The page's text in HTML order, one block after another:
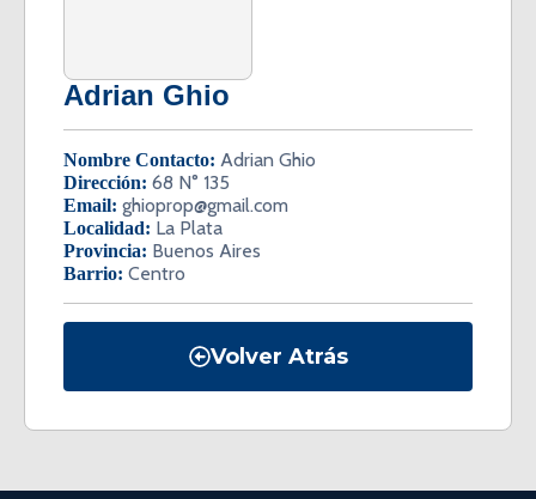
Adrian Ghio
Nombre Contacto: Adrian Ghio
Dirección: 68 N° 135
Email: ghioprop@gmail.com
Localidad: La Plata
Provincia: Buenos Aires
Barrio: Centro
Volver Atrás